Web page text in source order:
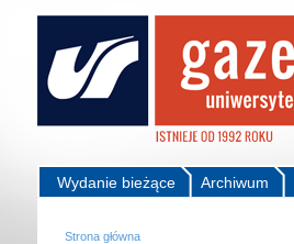
Archiwum
Wydanie bieżące
Strona główna